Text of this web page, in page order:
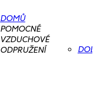
DOMŮ
POMOCNÉ
VZDUCHOVÉ
ODPRUŽENÍ